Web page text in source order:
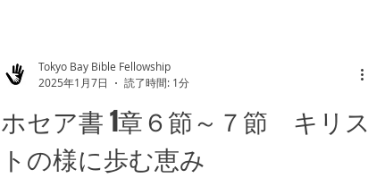
ホセア書 1章６節～７節 キリス
トの様に歩む恵み
Tokyo Bay Bible Fellowship
2025年1月7日
読了時間: 1分